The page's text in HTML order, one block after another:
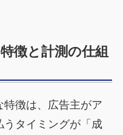
徴と計測の仕組
徴は、広告主がア
うタイミングが「成